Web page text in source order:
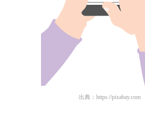
出典： https://pixabay.com